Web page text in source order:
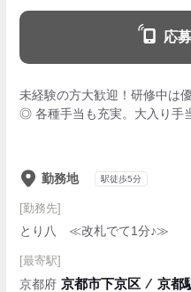
応
未経験の方大歓迎！研修中は
◎ 各種手当も充実。大入り手
勤務地 駅徒歩5分
[勤務先]
とり八 ≪改札でて1分♪≫
[最寄駅]
京都府 京都市下京区 ⁄ 京都